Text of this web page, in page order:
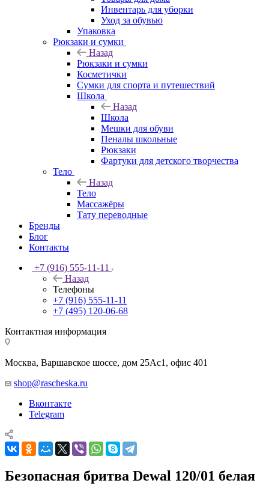
Инвентарь для уборки
Уход за обувью
Упаковка
Рюкзаки и сумки
Назад
Рюкзаки и сумки
Косметички
Сумки для спорта и путешествий
Школа
Назад
Школа
Мешки для обуви
Пеналы школьные
Рюкзаки
Фартуки для детского творчества
Тело
Назад
Тело
Массажёры
Тату переводные
Бренды
Блог
Контакты
+7 (916) 555-11-11
Назад
Телефоны
+7 (916) 555-11-11
+7 (495) 120-06-68
Контактная информация
Москва, Варшавское шоссе, дом 25Аc1, офис 401
shop@rascheska.ru
Вконтакте
Telegram
Безопасная бритва Dewal 120/01 белая